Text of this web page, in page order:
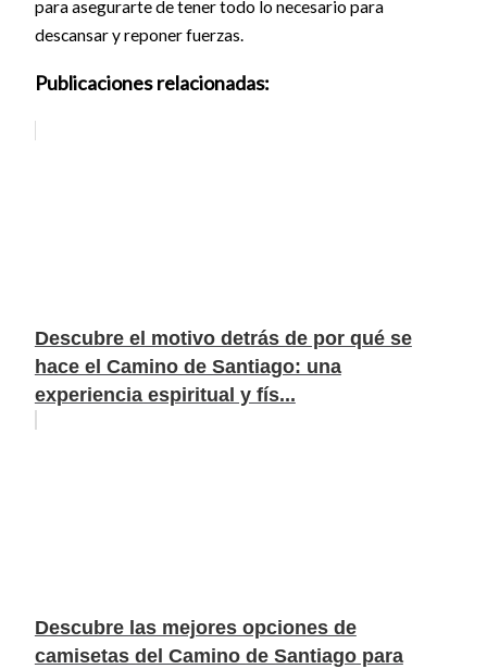
para asegurarte de tener todo lo necesario para
descansar y reponer fuerzas.
Publicaciones relacionadas:
Descubre el motivo detrás de por qué se
hace el Camino de Santiago: una
experiencia espiritual y fís...
Descubre las mejores opciones de
camisetas del Camino de Santiago para